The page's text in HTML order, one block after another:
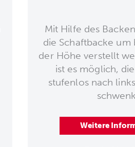
Mit Hilfe des
die Schaftbacke um
der Höhe verstellt
ist es möglich,
stufenlos nach
Weitere